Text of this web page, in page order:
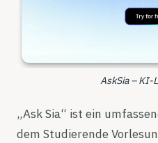
AskSia – KI-
„Ask Sia“ ist ein
dem Studierende